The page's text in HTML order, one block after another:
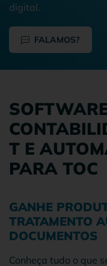
digital.
FALAMOS?
T E
PARA TOC
GANHE
TRATAMENTO
DOCUMENTOS
Conheça tudo o que